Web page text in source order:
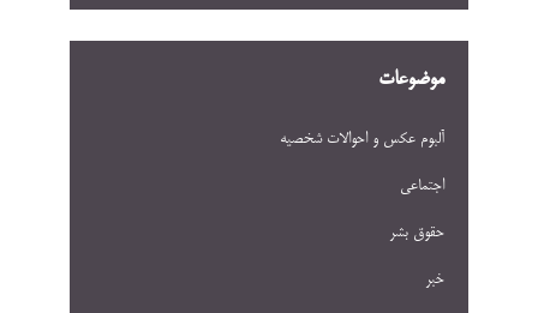
موضوعات
آلبوم عکس و احوالات شخصيه
اجتماعی
حقوق بشر
خبر